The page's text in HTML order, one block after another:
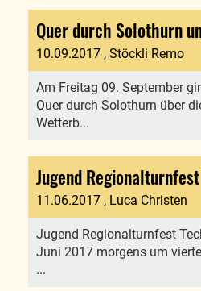
Quer durch Solothurn
10.09.2017 , Stöckli Remo
Am Freitag 09. September
Quer durch Solothurn über
Wetterb...
Jugend
11.06.2017 , Luca Christen
Jugend Regionalturnfest
Juni 2017 morgens um
...